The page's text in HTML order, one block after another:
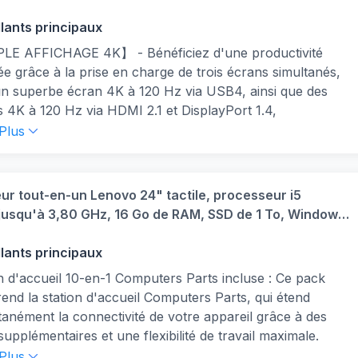
Mini Ordinateur Professionnel pour la bureautique,
Wi FI 6principaux
AFFICHAGE 4K】 - Bénéficiez d'une productivité
grâce à la prise en charge de trois écrans simultanés,
superbe écran 4K à 120 Hz via USB4, ainsi que des
4K à 120 Hz via HDMI 2.1 et DisplayPort 1.4,
ainsi votre espace de travail en un véritable
2,5 Gbps pour une connectivité optimale】Conçu
environnements professionnels, le mini-ordinateur de
SER8 est équipé de ports Ethernet 2,5 Gbps et prend
les pare-feu, les NAS, l'équilibrage de charge et
de bande passante, offrant ainsi une connectivité
haut débit pour les bureaux et les infrastructures
processeur Ryzen 7 8745HS】Le mini-PC Beelink
équipé d'un processeur AMD Ryzen 7 8745HS, un
tout-en-un Lenovo 24" tactile, processeur i5
3,80 GHz, 16 Go de RAM, SSD de 1 To, Windows
idéal pour la bureautique et les entreprises,
C, garantie
principaux
d'accueil 10-en-1 Computers Parts incluse : Ce pack
la station d'accueil Computers Parts, qui étend
la connectivité de votre appareil grâce à des
et une flexibilité de travail maximale.
les bureaux, les studios professionnels, les postes